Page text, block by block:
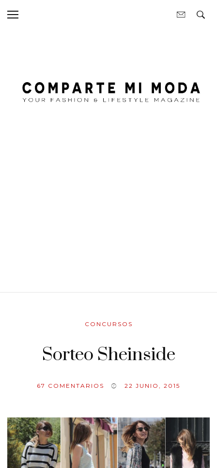
CONCURSOS
Sorteo Sheinside
67 COMENTARIOS 22 JUNIO, 2015